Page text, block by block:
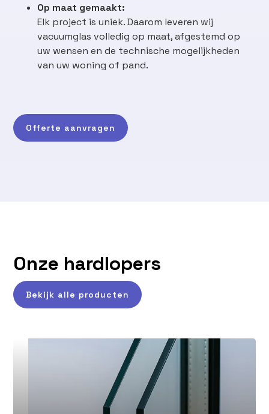
Op maat gemaakt:
Elk project is uniek. Daarom leveren wij
vacuumglas volledig op maat, afgestemd op
uw wensen en de technische mogelijkheden
van uw woning of pand.
Offerte aanvragen
Onze hardlopers
Bekijk alle producten